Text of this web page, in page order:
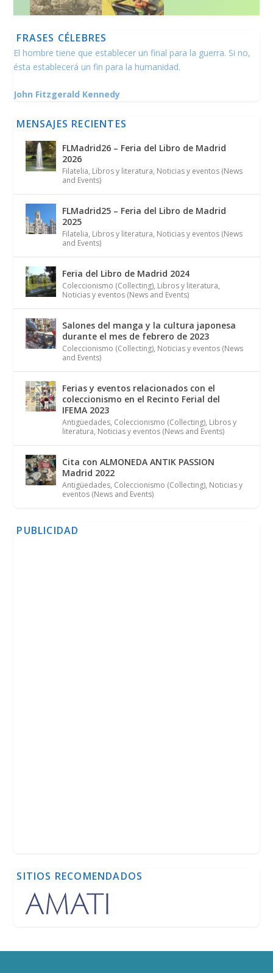
FRASES CÉLEBRES
El hombre tiene que establecer un final para la guerra. Si no,
ésta establecerá un fin para la humanidad.
John Fitzgerald Kennedy
MENSAJES RECIENTES
FLMadrid26 – Feria del Libro de Madrid
2026
Filatelia, Libros y literatura, Noticias y eventos (News
and Events)
FLMadrid25 – Feria del Libro de Madrid
2025
Filatelia, Libros y literatura, Noticias y eventos (News
and Events)
Feria del Libro de Madrid 2024
Coleccionismo (Collecting), Libros y literatura,
Noticias y eventos (News and Events)
Salones del manga y la cultura japonesa
durante el mes de febrero de 2023
Coleccionismo (Collecting), Noticias y eventos (News
and Events)
Ferias y eventos relacionados con el
coleccionismo en el Recinto Ferial del
IFEMA 2023
Antigüedades, Coleccionismo (Collecting), Libros y
literatura, Noticias y eventos (News and Events)
Cita con ALMONEDA ANTIK PASSION
Madrid 2022
Antigüedades, Coleccionismo (Collecting), Noticias y
eventos (News and Events)
PUBLICIDAD
SITIOS RECOMENDADOS